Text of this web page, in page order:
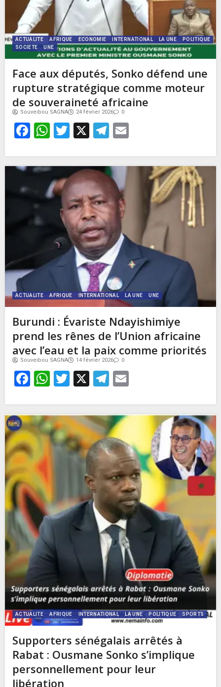
ACTUALITE AFRIQUE ECONOMIE INTERNATIONAL LA UNE
POLITIQUE
SOCIETE
UNE
Face aux députés, Sonko défend une
rupture stratégique comme moteur
de souveraineté africaine
Souveibou SAGNA 24 février 2026 0
Facebook
WhatsApp
Twitter
X Telegram
ACTUALITE AFRIQUE INTERNATIONAL LA UNE UNE
Burundi : Évariste Ndayishimiye
prend les rênes de l’Union africaine
avec l’eau et la paix comme priorités
Souveibou SAGNA 14 février 2026 0
Facebook
WhatsApp
Twitter
X Telegram
ACTUALITE AFRIQUE INTERNATIONAL LA UNE POLITIQUE SPORTS
Supporters sénégalais arrêtés à
Rabat : Ousmane Sonko s’implique
personnellement pour leur
libération